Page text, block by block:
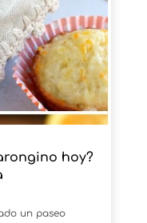
hoy?
un paseo